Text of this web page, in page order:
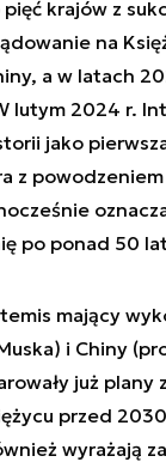
krajów z
na
a w latach
lutym 2024 r.
jako
z powodzeniem
po ponad 50
mający
i Chiny
już plany
przed
wyrażają